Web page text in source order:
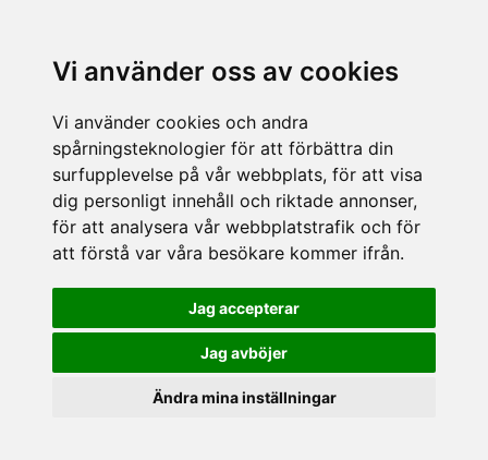
Vi använder oss av cookies
Vi använder cookies och andra
spårningsteknologier för att förbättra din
surfupplevelse på vår webbplats, för att visa
dig personligt innehåll och riktade annonser,
för att analysera vår webbplatstrafik och för
att förstå var våra besökare kommer ifrån.
Jag accepterar
Jag avböjer
Ändra mina inställningar